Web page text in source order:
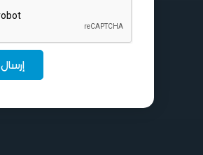
إرسال